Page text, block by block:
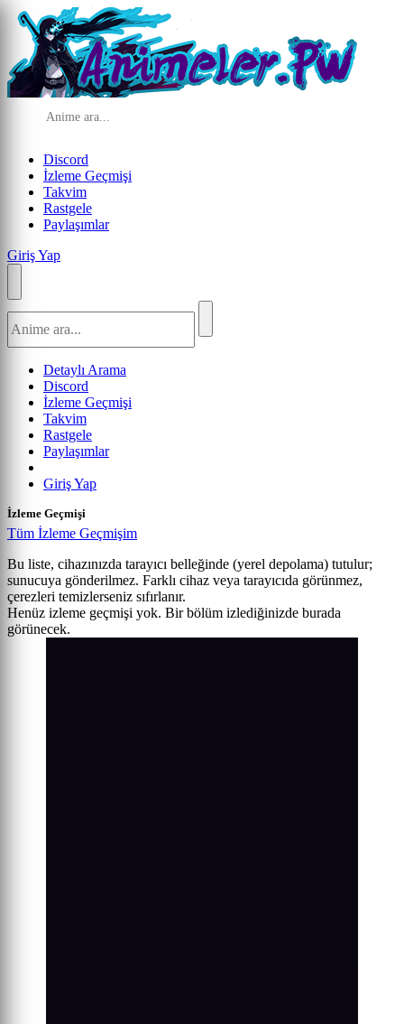
Discord
İzleme Geçmişi
Takvim
Rastgele
Paylaşımlar
Giriş Yap
Detaylı Arama
Discord
İzleme Geçmişi
Takvim
Rastgele
Paylaşımlar
Giriş Yap
İzleme Geçmişi
Tüm İzleme Geçmişim
Bu liste, cihazınızda tarayıcı belleğinde (yerel depolama) tutulur;
sunucuya gönderilmez. Farklı cihaz veya tarayıcıda görünmez,
çerezleri temizlerseniz sıfırlanır.
Henüz izleme geçmişi yok. Bir bölüm izlediğinizde burada
görünecek.